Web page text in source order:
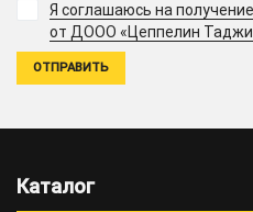
Я соглашаюсь на
от ДООО «Цеппелин
Каталог